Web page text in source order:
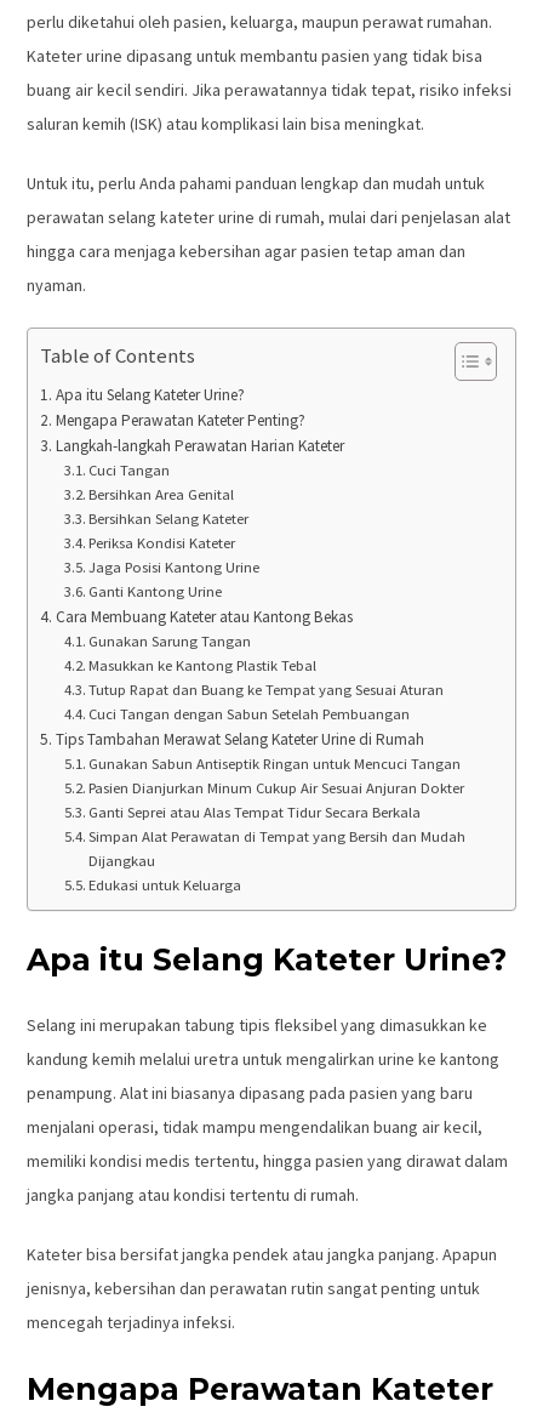
perlu diketahui oleh pasien, keluarga, maupun perawat rumahan.
Kateter urine dipasang untuk membantu pasien yang tidak bisa
buang air kecil sendiri. Jika perawatannya tidak tepat, risiko infeksi
saluran kemih (ISK) atau komplikasi lain bisa meningkat.
Untuk itu, perlu Anda pahami panduan lengkap dan mudah untuk
perawatan selang kateter urine di rumah, mulai dari penjelasan alat
hingga cara menjaga kebersihan agar pasien tetap aman dan
nyaman.
Table of Contents
Apa itu Selang Kateter Urine?
Mengapa Perawatan Kateter Penting?
Langkah-langkah Perawatan Harian Kateter
Cuci Tangan
Bersihkan Area Genital
Bersihkan Selang Kateter
Periksa Kondisi Kateter
Jaga Posisi Kantong Urine
Ganti Kantong Urine
Cara Membuang Kateter atau Kantong Bekas
Gunakan Sarung Tangan
Masukkan ke Kantong Plastik Tebal
Tutup Rapat dan Buang ke Tempat yang Sesuai Aturan
Cuci Tangan dengan Sabun Setelah Pembuangan
Tips Tambahan Merawat Selang Kateter Urine di Rumah
Gunakan Sabun Antiseptik Ringan untuk Mencuci Tangan
Pasien Dianjurkan Minum Cukup Air Sesuai Anjuran Dokter
Ganti Seprei atau Alas Tempat Tidur Secara Berkala
Simpan Alat Perawatan di Tempat yang Bersih dan Mudah
Dijangkau
Edukasi untuk Keluarga
Apa itu Selang Kateter Urine?
Selang ini merupakan tabung tipis fleksibel yang dimasukkan ke
kandung kemih melalui uretra untuk mengalirkan urine ke kantong
penampung. Alat ini biasanya dipasang pada pasien yang baru
menjalani operasi, tidak mampu mengendalikan buang air kecil,
memiliki kondisi medis tertentu, hingga pasien yang dirawat dalam
jangka panjang atau kondisi tertentu di rumah.
Kateter bisa bersifat jangka pendek atau jangka panjang. Apapun
jenisnya, kebersihan dan perawatan rutin sangat penting untuk
mencegah terjadinya infeksi.
Mengapa Perawatan Kateter